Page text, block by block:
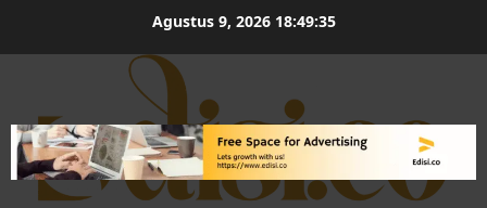
Agustus 9, 2026 18:49:36